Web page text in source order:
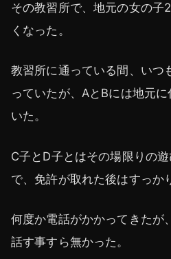
その教習所で、地元の女の子
くなった。
教習所に通っている間、いつ
っていたが、AとBには地元
いた。
C子とD子とはその場限りの
で、免許が取れた後はすっか
何度か電話がかかってきたが
話す事すら無かった。